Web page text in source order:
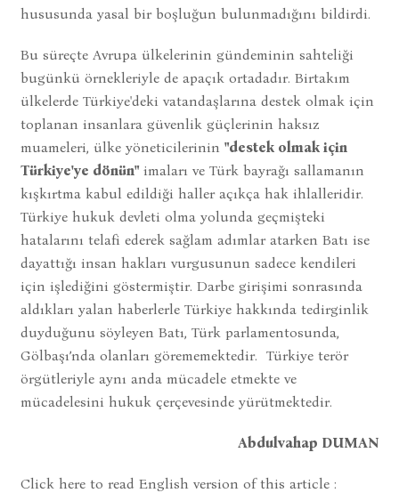
hususunda yasal bir boşluğun bulunmadığını bildirdi.
Bu süreçte Avrupa ülkelerinin gündeminin sahteliği
bugünkü örnekleriyle de apaçık ortadadır. Birtakım
ülkelerde Türkiye'deki vatandaşlarına destek olmak için
toplanan insanlara güvenlik güçlerinin haksız
muameleri, ülke yöneticilerinin "destek olmak için
Türkiye'ye dönün"imaları ve Türk bayrağı sallamanın
kışkırtma kabul edildiği haller açıkça hak ihlalleridir.
Türkiye hukuk devleti olma yolunda geçmişteki
hatalarını telafi ederek sağlam adımlar atarken Batı ise
dayattığı insan hakları vurgusunun sadece kendileri
için işlediğini göstermiştir. Darbe girişimi sonrasında
aldıkları yalan haberlerle Türkiye hakkında tedirginlik
duyduğunu söyleyen Batı, Türk parlamentosunda,
Gölbaşı’nda olanları görememektedir. Türkiye terör
örgütleriyle aynı anda mücadele etmekte ve
mücadelesini hukuk çerçevesinde yürütmektedir.
Abdulvahap DUMAN
Click here to read English version of this article :